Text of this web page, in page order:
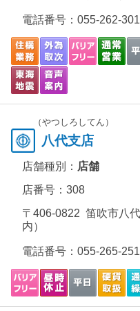
電話番号： 055-262-
（やつしろしてん）
八代支店
店舗種別： 店舗
店番号：308
〒406-0822 笛吹市八
内）
電話番号： 055-265-